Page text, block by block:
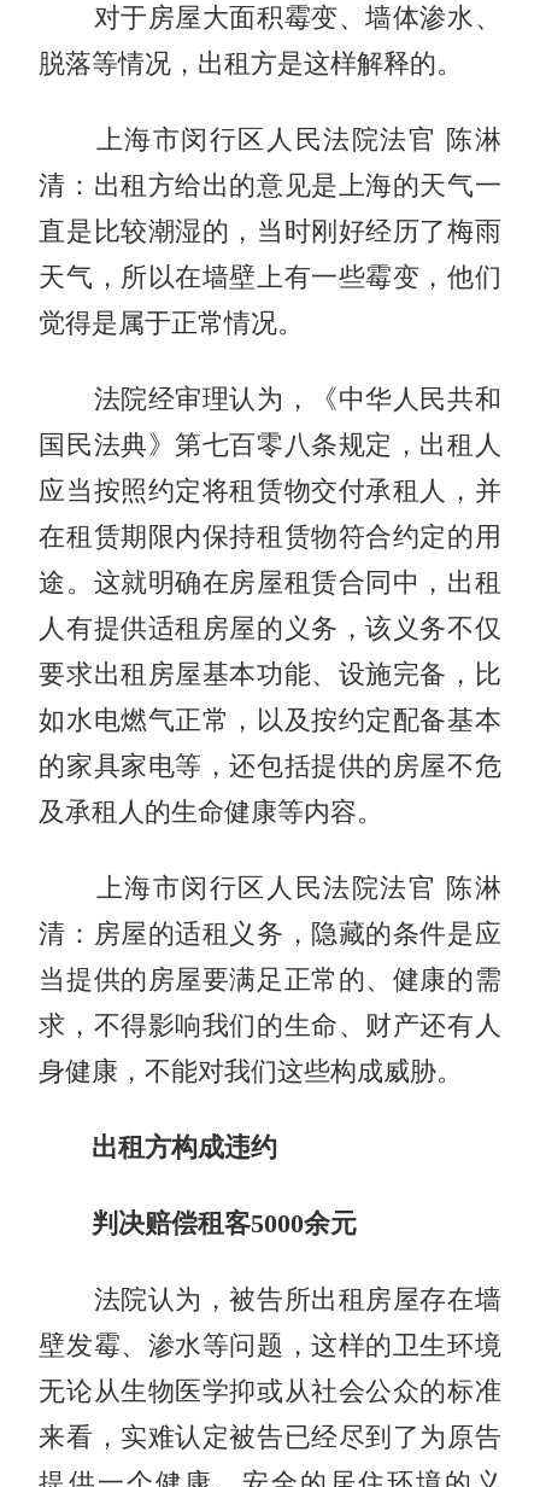
对于房屋大面积霉变、墙体渗水、
脱落等情况，出租方是这样解释的。
上海市闵行区人民法院法官 陈淋
清：出租方给出的意见是上海的天气一
直是比较潮湿的，当时刚好经历了梅雨
天气，所以在墙壁上有一些霉变，他们
觉得是属于正常情况。
法院经审理认为，《中华人民共和
国民法典》第七百零八条规定，出租人
应当按照约定将租赁物交付承租人，并
在租赁期限内保持租赁物符合约定的用
途。这就明确在房屋租赁合同中，出租
人有提供适租房屋的义务，该义务不仅
要求出租房屋基本功能、设施完备，比
如水电燃气正常，以及按约定配备基本
的家具家电等，还包括提供的房屋不危
及承租人的生命健康等内容。
上海市闵行区人民法院法官 陈淋
清：房屋的适租义务，隐藏的条件是应
当提供的房屋要满足正常的、健康的需
求，不得影响我们的生命、财产还有人
身健康，不能对我们这些构成威胁。
出租方构成违约
判决赔偿租客5000余元
法院认为，被告所出租房屋存在墙
壁发霉、渗水等问题，这样的卫生环境
无论从生物医学抑或从社会公众的标准
来看，实难认定被告已经尽到了为原告